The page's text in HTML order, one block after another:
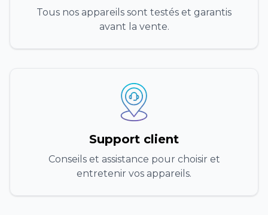
Tous nos appareils sont testés et garantis
avant la vente.
Support client
Conseils et assistance pour choisir et
entretenir vos appareils.